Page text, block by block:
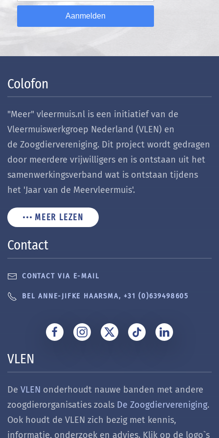
Aanmelden
Colofon
"Meer" vleermuis.nl is een initiatief van de
Vleermuiswerkgroep Nederland (VLEN) en
de Zoogdiervereniging. Dit project wordt gedragen
door meerdere vrijwilligers en is ontstaan uit het
samenwerkingsverband wat is ontstaan tijdens
het 'Jaar van de Meervleermuis'.
MEER LEZEN
Contact
CONTACT VIA E-MAIL
BEL ANNE-JIFKE HAARSMA, +31 (0)639498605
VLEN
De VLEN onderhoudt nauwe banden met andere
zoogdierorganisaties zoals De Zoogdiervereniging.
Ook houdt de VLEN zich bezig met kennis,
informatie, onderzoek en advies. Klik op de logo`s